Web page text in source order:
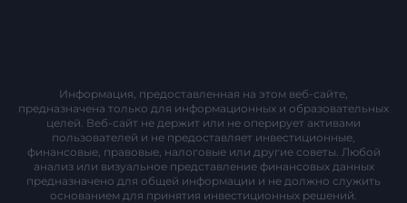
Информация, предоставленная на этом веб-сайте,
предназначена только для информационных и образовательных
целей. Веб-сайт не держит или не оперирует активами
пользователей и не предоставляет инвестиционные,
финансовые, правовые, налоговые или другие советы. Любой
анализ или визуальное представление финансовых данных
предназначено для общей информации и не должно служить
основанием для принятия инвестиционных решений.